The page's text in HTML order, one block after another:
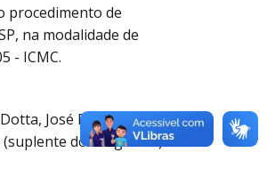
procedimento de
na modalidade de
- ICMC.
José Eduardo
do Pregoeiro).